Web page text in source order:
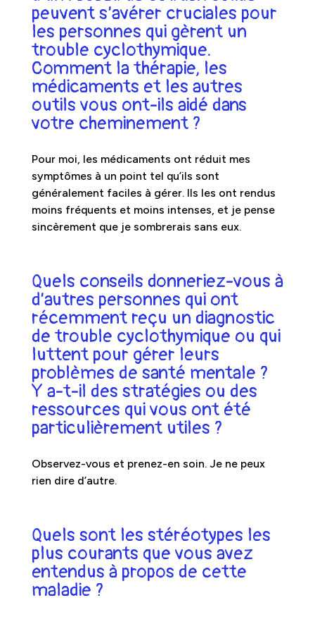
peuvent s’avérer cruciales pour
les personnes qui gèrent un
trouble cyclothymique.
Comment la thérapie, les
médicaments et les autres
outils vous ont-ils aidé dans
votre cheminement ?
Pour moi, les médicaments ont réduit mes
symptômes à un point tel qu’ils sont
généralement faciles à gérer. Ils les ont rendus
moins fréquents et moins intenses, et je pense
sincèrement que je sombrerais sans eux.
Quels conseils donneriez-vous à
d’autres personnes qui ont
récemment reçu un diagnostic
de trouble cyclothymique ou qui
luttent pour gérer leurs
problèmes de santé mentale ?
Y a-t-il des stratégies ou des
ressources qui vous ont été
particulièrement utiles ?
Observez-vous et prenez-en soin. Je ne peux
rien dire d’autre.
Quels sont les stéréotypes les
plus courants que vous avez
entendus à propos de cette
maladie ?